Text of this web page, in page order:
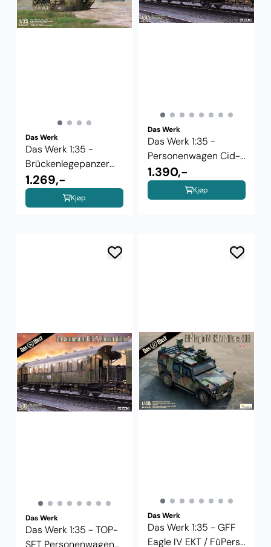
Das Werk
Das Werk 1:35 -
Brückenlegepanzer
M48 A2 AVLB
1.269,-
Kjøp
Das Werk
Das Werk 1:35 -
Personenwagen Cid-
27 ...
1.390,-
Kjøp
Das Werk
Das Werk 1:35 - TOP-
SET Personenwagen
Das Werk
Das Werk 1:35 - GFF
Eagle IV EKT / FüPers